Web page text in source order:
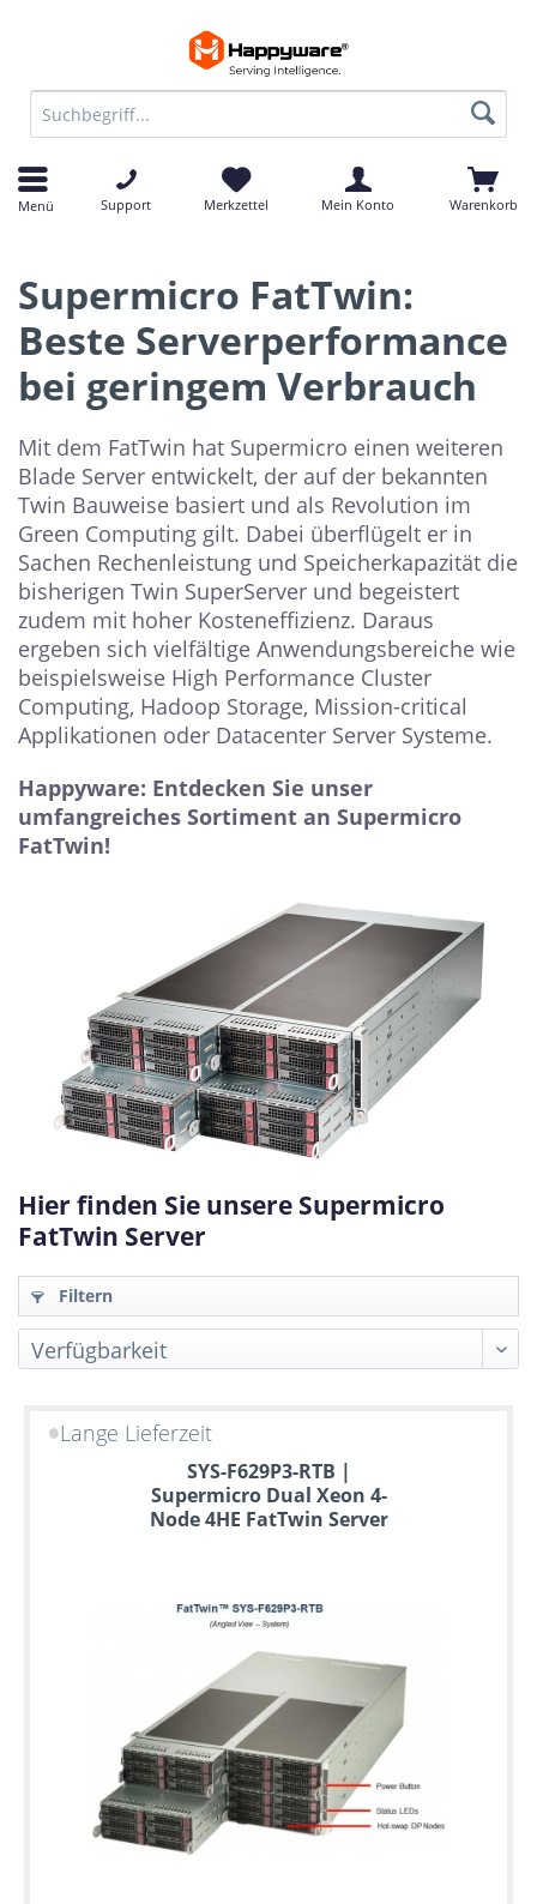
Menü Support Merkzettel Mein Konto Warenkorb
Supermicro FatTwin:
Beste Serverperformance
bei geringem Verbrauch
Mit dem FatTwin hat Supermicro einen weiteren
Blade Server entwickelt, der auf der bekannten
Twin Bauweise basiert und als Revolution im
Green Computing gilt. Dabei überflügelt er in
Sachen Rechenleistung und Speicherkapazität die
bisherigen Twin SuperServer und begeistert
zudem mit hoher Kosteneffizienz. Daraus
ergeben sich vielfältige Anwendungsbereiche wie
beispielsweise High Performance Cluster
Computing, Hadoop Storage, Mission-critical
Applikationen oder Datacenter Server Systeme.
Happyware: Entdecken Sie unser
umfangreiches Sortiment an Supermicro
FatTwin!
Hier finden Sie unsere Supermicro
FatTwin Server
Filtern
Lange Lieferzeit
SYS-F629P3-RTB |
Supermicro Dual Xeon 4-
Node 4HE FatTwin Server